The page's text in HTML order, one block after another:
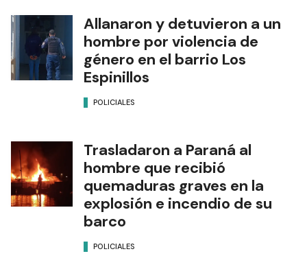
Allanaron y detuvieron a un
hombre por violencia de
género en el barrio Los
Espinillos
POLICIALES
Trasladaron a Paraná al
hombre que recibió
quemaduras graves en la
explosión e incendio de su
barco
POLICIALES